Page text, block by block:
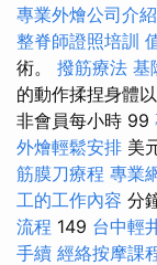
專業外燴公司介紹
整脊師證照培訓
術。 撥筋療法 基
的動作揉捏身體
非會員每小時 99
外燴輕鬆安排 美
筋膜刀療程 專業
工的工作內容 分
流程 149 台中輕
手續 經絡按摩課